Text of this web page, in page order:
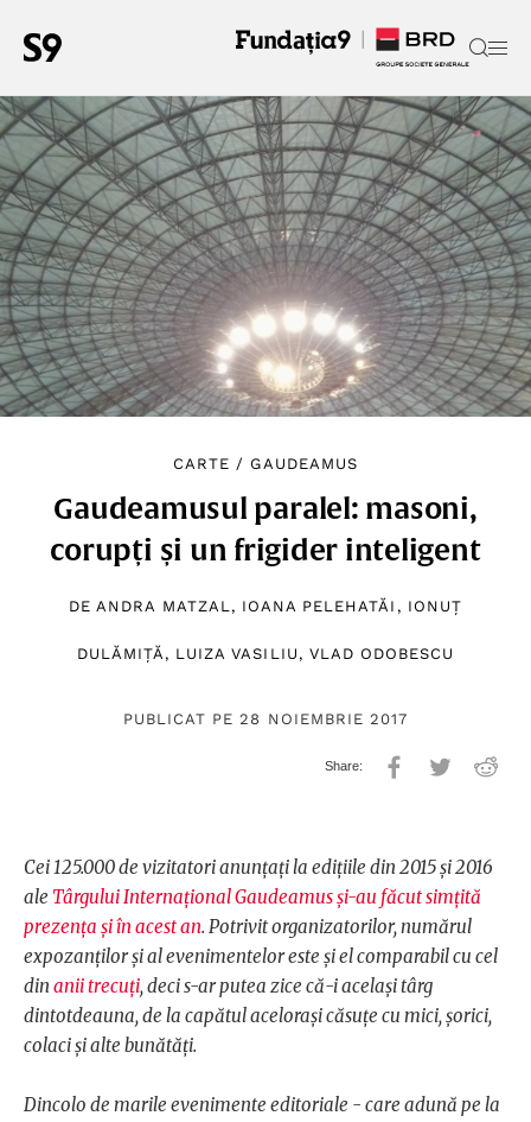
CARTE / GAUDEAMUS
Gaudeamusul paralel: masoni,
corupți și un frigider inteligent
DEANDRA MATZAL, IOANA PELEHATĂI , IONUȚ
DULĂMIȚĂ , LUIZA VASILIU , VLAD ODOBESCU
PUBLICAT PE 28 NOIEMBRIE 2017
Cei 125.000 de vizitatori anunțați la edițiile din 2015 și 2016
ale Târgului Internațional Gaudeamusși-au făcut simțită
prezența și în acest an. Potrivit organizatorilor, numărul
expozanților și al evenimentelor este și el comparabil cu cel
din anii trecuți, deci s-ar putea zice că-i același târg
dintotdeauna, de la capătul acelorași căsuțe cu mici, șorici,
colaci și alte bunătăți.
Dincolo de marile evenimente editoriale - care adună pe la